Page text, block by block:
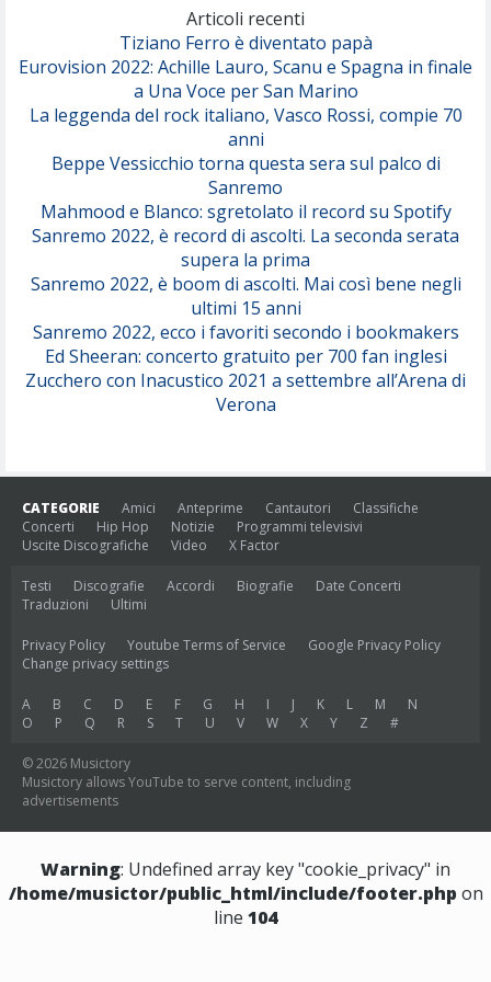
Serenamente
Articoli recenti
Tiziano Ferro è diventato papà
Eurovision 2022: Achille Lauro, Scanu e Spagna in finale
a Una Voce per San Marino
La leggenda del rock italiano, Vasco Rossi, compie 70
anni
Beppe Vessicchio torna questa sera sul palco di
Sanremo
Mahmood e Blanco: sgretolato il record su Spotify
Sanremo 2022, è record di ascolti. La seconda serata
supera la prima
Sanremo 2022, è boom di ascolti. Mai così bene negli
ultimi 15 anni
Sanremo 2022, ecco i favoriti secondo i bookmakers
Ed Sheeran: concerto gratuito per 700 fan inglesi
Zucchero con Inacustico 2021 a settembre all’Arena di
Verona
CATEGORIE Amici Anteprime Cantautori
Classifiche
Concerti
Hip Hop Notizie
Programmi televisivi
Uscite Discografiche
Video X Factor
Testi Discografie Accordi Biografie
Date Concerti
Traduzioni
Ultimi
Privacy Policy Youtube Terms of Service
Google Privacy Policy
Change privacy settings
A B C D E F G H I J K L M
N
O
P Q R S T U V W X Y Z #
© 2026 Musictory
Musictory allows YouTube to serve content, including
advertisements
Warning: Undefined array key "cookie_privacy" in
/home/musictor/public_html/include/footer.php on
line 104